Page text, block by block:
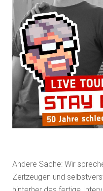
Andere Sache: Wir
Zeitzeugen und